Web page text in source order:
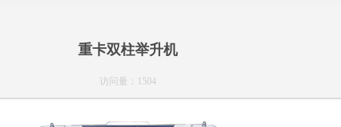
重卡双柱举升机
访问量：1504